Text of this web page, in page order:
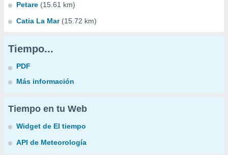
Petare (15.61 km)
Catia La Mar (15.72 km)
Tiempo...
PDF
Más información
Tiempo en tu Web
Widget de El tiempo
API de Meteorología